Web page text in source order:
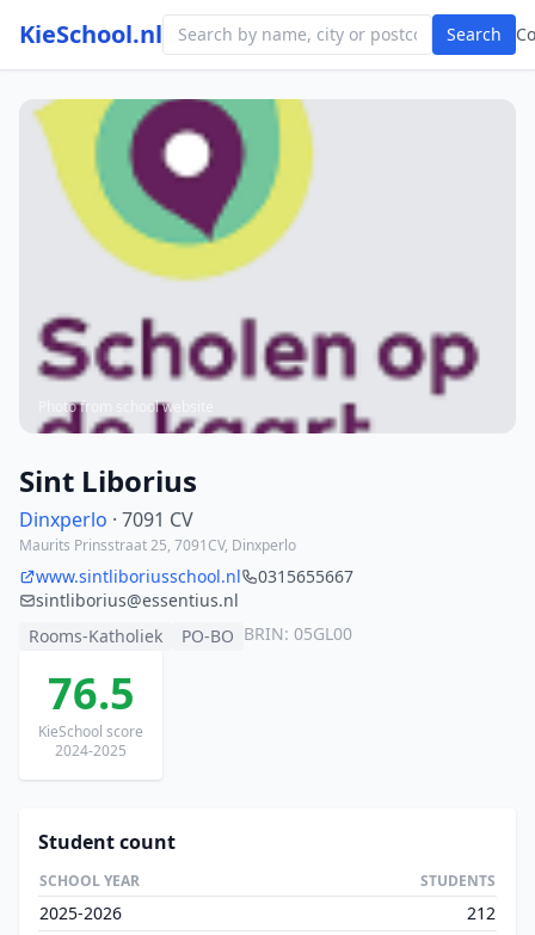
KieSchool.nl Search
Photo from school website
Sint Liborius
Dinxperlo · 7091 CV
Maurits Prinsstraat 25, 7091CV, Dinxperlo
www.sintliboriusschool.nl
0315655667
sintliborius@essentius.nl
Rooms-Katholiek
PO-BO BRIN: 05GL00
76.5
KieSchool score
2024-2025
Student count
SCHOOL YEAR STUDENTS
2025-2026
212